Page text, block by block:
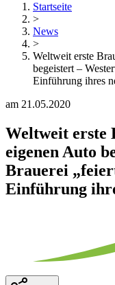
Startseite
>
News
>
Weltweit erste
begeistert –
Einführung ihres
am 21.05.2020
Weltweit erste
eigenen Auto
Brauerei
Einführung